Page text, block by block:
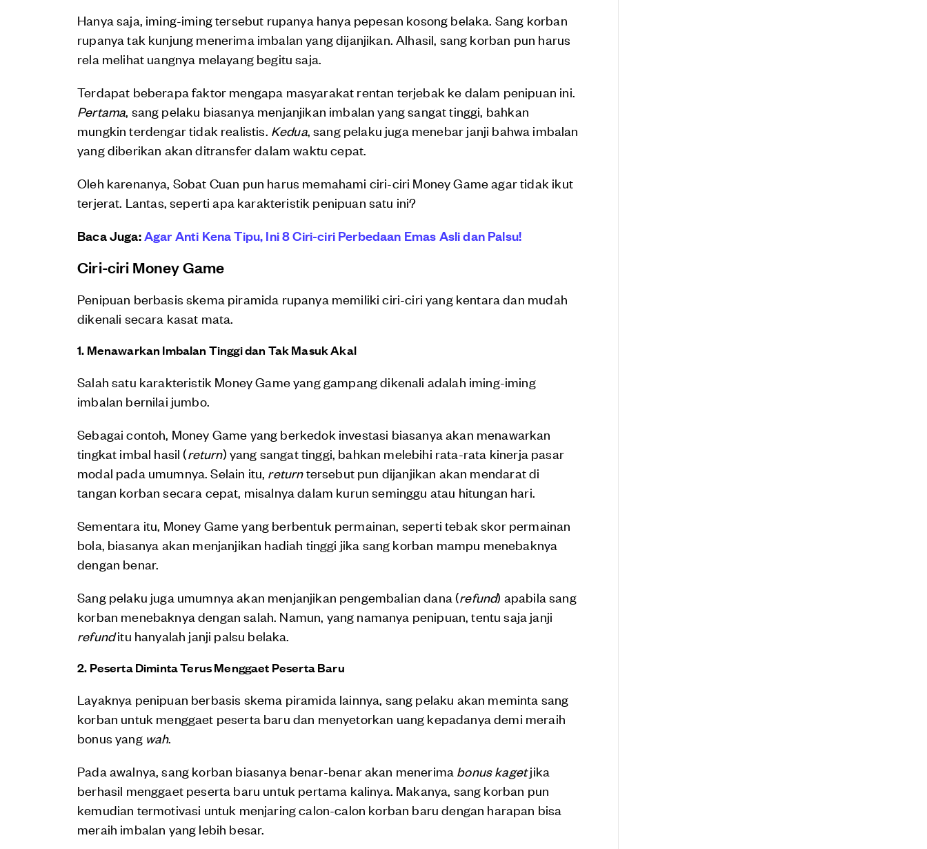
Hanya saja, iming-iming tersebut rupanya hanya pepesan kosong belaka. Sang korban
rupanya tak kunjung menerima imbalan yang dijanjikan. Alhasil, sang korban pun harus
rela melihat uangnya melayang begitu saja.
Terdapat beberapa faktor mengapa masyarakat rentan terjebak ke dalam penipuan ini.
Pertama , sang pelaku biasanya menjanjikan imbalan yang sangat tinggi, bahkan
mungkin terdengar tidak realistis. Kedua, sang pelaku juga menebar janji bahwa imbalan
yang diberikan akan ditransfer dalam waktu cepat.
Oleh karenanya, Sobat Cuan pun harus memahami ciri-ciri Money Game agar tidak ikut
terjerat. Lantas, seperti apa karakteristik penipuan satu ini?
Baca Juga:Agar Anti Kena Tipu, Ini 8 Ciri-ciri Perbedaan Emas Asli dan Palsu!
Ciri-ciri Money Game
Penipuan berbasis skema piramida rupanya memiliki ciri-ciri yang kentara dan mudah
dikenali secara kasat mata.
1. Menawarkan Imbalan Tinggi dan Tak Masuk Akal
Salah satu karakteristik Money Game yang gampang dikenali adalah iming-iming
imbalan bernilai jumbo.
Sebagai contoh, Money Game yang berkedok investasi biasanya akan menawarkan
tingkat imbal hasil (return) yang sangat tinggi, bahkan melebihi rata-rata kinerja pasar
modal pada umumnya. Selain itu, returntersebut pun dijanjikan akan mendarat di
tangan korban secara cepat, misalnya dalam kurun seminggu atau hitungan hari.
Sementara itu, Money Game yang berbentuk permainan, seperti tebak skor permainan
bola, biasanya akan menjanjikan hadiah tinggi jika sang korban mampu menebaknya
dengan benar.
Sang pelaku juga umumnya akan menjanjikan pengembalian dana (refund) apabila sang
korban menebaknya dengan salah. Namun, yang namanya penipuan, tentu saja janji
refunditu hanyalah janji palsu belaka.
2. Peserta Diminta Terus Menggaet Peserta Baru
Layaknya penipuan berbasis skema piramida lainnya, sang pelaku akan meminta sang
korban untuk menggaet peserta baru dan menyetorkan uang kepadanya demi meraih
bonus yang wah.
Pada awalnya, sang korban biasanya benar-benar akan menerima bonus kagetjika
berhasil menggaet peserta baru untuk pertama kalinya. Makanya, sang korban pun
kemudian termotivasi untuk menjaring calon-calon korban baru dengan harapan bisa
meraih imbalan yang lebih besar.